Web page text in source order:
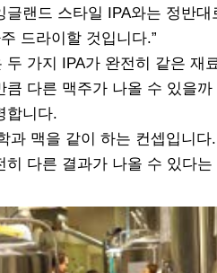
글랜드 스타일 IPA와는 정반
드라이할 것입니다.”
두 가지 IPA가 완전히 같은 재
큼 다른 맥주가 나올 수 있을
합니다.
학과 맥을 같이 하는 컨셉입니
히 다른 결과가 나올 수 있다는